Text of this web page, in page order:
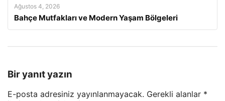
Ağustos 4, 2026
Bahçe Mutfakları ve Modern Yaşam Bölgeleri
Bir yanıt yazın
E-posta adresiniz yayınlanmayacak. Gerekli alanlar *